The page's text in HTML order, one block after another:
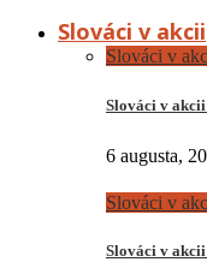
Slováci v akcii
Slováci v
Slováci v
6 augusta,
Slováci v
Slováci v